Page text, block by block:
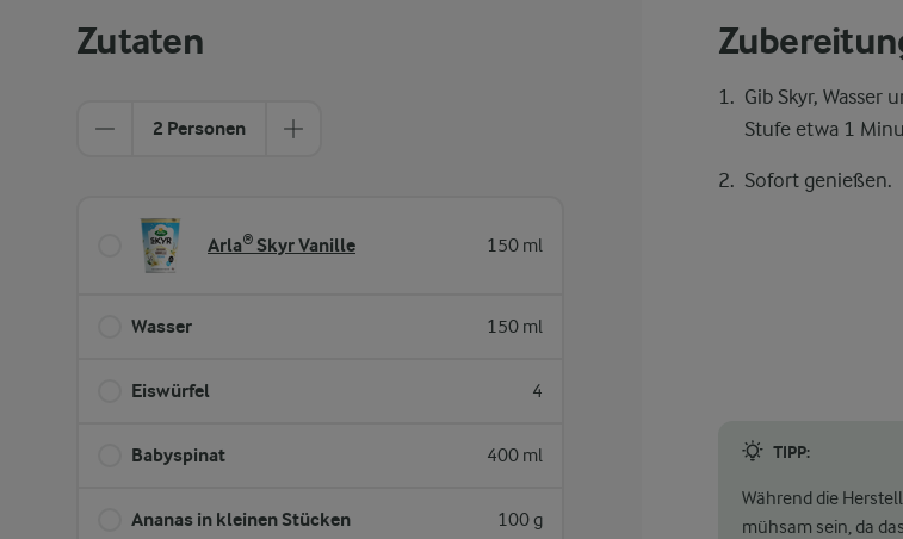
Zutaten
2 Personen
Arla® Skyr Vanille 150 ml
Wasser 150 ml
Eiswürfel 4
Babyspinat 400 ml
Ananas in kleinen Stücken 100 g
Gib Skyr,
Stufe etwa 1
Sofort genießen.
TIPP:
Während die
mühsam sein, da